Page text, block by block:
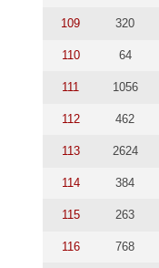
109 320
110 64
111 1056
112 462
113 2624
114 384
115 263
116 768